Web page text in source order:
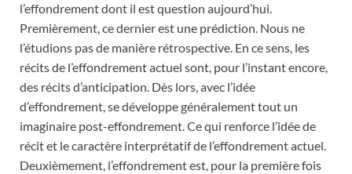
l’effondrement dont il est question aujourd’hui.
Premièrement, ce dernier est une prédiction. Nous ne
l’étudions pas de manière rétrospective. En ce sens, les
récits de l’effondrement actuel sont, pour l’instant encore,
des récits d’anticipation. Dès lors, avec l’idée
d’effondrement, se développe généralement tout un
imaginaire post-effondrement. Ce qui renforce l’idée de
récit et le caractère interprétatif de l’effondrement actuel.
Deuxièmement, l’effondrement est, pour la première fois